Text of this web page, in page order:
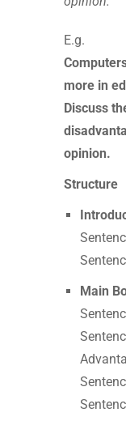
E.g.
more in
Discuss
opinion.
Structure
Main